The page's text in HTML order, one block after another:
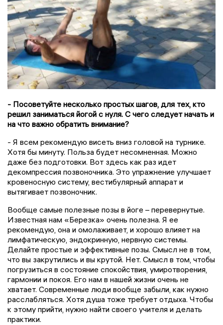
- Посоветуйте несколько простых шагов, для тех, кто
решил заниматься йогой с нуля. С чего следует начать и
на что важно обратить внимание?
- Я всем рекомендую висеть вниз головой на турнике.
Хотя бы минуту. Польза будет несомненная. Можно
даже без подготовки. Вот здесь как раз идет
декомпрессия позвоночника. Это упражнение улучшает
кровеносную систему, вестибулярный аппарат и
вытягивает позвоночник.
Вообще самые полезные позы в йоге – перевернутые.
Известная нам «Березка» очень полезна. Я ее
рекомендую, она и омолаживает, и хорошо влияет на
лимфатическую, эндокринную, нервную системы.
Делайте простые и эффективные позы. Смысл не в том,
что вы закрутились и вы крутой. Нет. Смысл в том, чтобы
погрузиться в состояние спокойствия, умиротворения,
гармонии и покоя. Его нам в нашей жизни очень не
хватает. Современные люди вообще забыли, как нужно
расслабляться. Хотя душа тоже требует отдыха. Чтобы
к этому прийти, нужно найти своего учителя и делать
практики.